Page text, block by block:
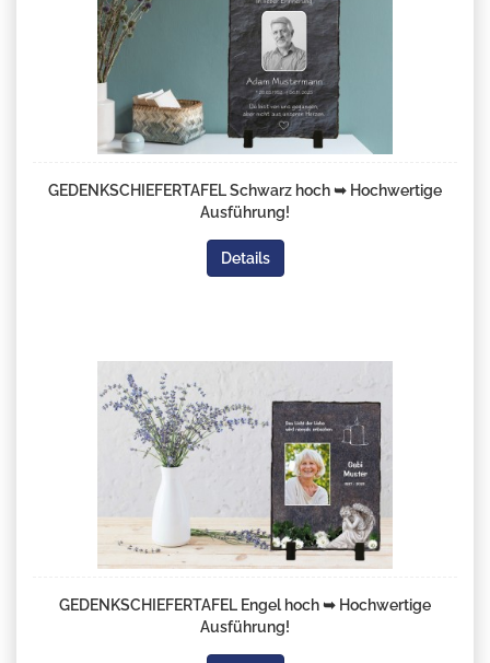
GEDENKSCHIEFERTAFEL Schwarz hoch ➥ Hochwertige
Ausführung!
Details
GEDENKSCHIEFERTAFEL Engel hoch ➥ Hochwertige
Ausführung!